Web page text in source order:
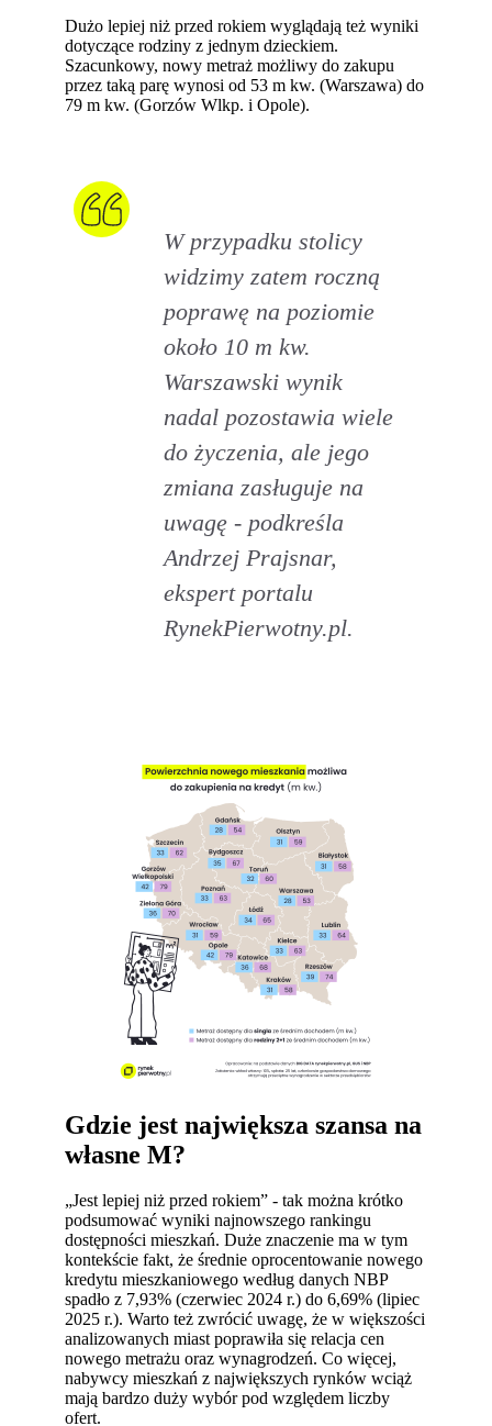
Dużo lepiej niż przed rokiem wyglądają też wyniki
dotyczące rodziny z jednym dzieckiem.
Szacunkowy, nowy metraż możliwy do zakupu
przez taką parę wynosi od 53 m kw. (Warszawa) do
79 m kw. (Gorzów Wlkp. i Opole).
W przypadku stolicy
widzimy zatem roczną
poprawę na poziomie
około 10 m kw.
Warszawski wynik
nadal pozostawia wiele
do życzenia, ale jego
zmiana zasługuje na
uwagę - podkreśla
Andrzej Prajsnar,
ekspert portalu
RynekPierwotny.pl.
Gdzie jest największa szansa na
własne M?
„Jest lepiej niż przed rokiem” - tak można krótko
podsumować wyniki najnowszego rankingu
dostępności mieszkań. Duże znaczenie ma w tym
kontekście fakt, że średnie oprocentowanie nowego
kredytu mieszkaniowego według danych NBP
spadło z 7,93% (czerwiec 2024 r.) do 6,69% (lipiec
2025 r.). Warto też zwrócić uwagę, że w większości
analizowanych miast poprawiła się relacja cen
nowego metrażu oraz wynagrodzeń. Co więcej,
nabywcy mieszkań z największych rynków wciąż
mają bardzo duży wybór pod względem liczby
ofert.